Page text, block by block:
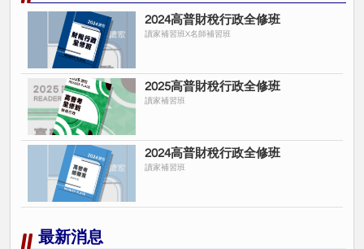
2024高普財稅行政全修班
讀家補習班X名師補習班
2025高普財稅行政全修班
讀家補習班
2024高普財稅行政全修班
讀家補習班
最新消息